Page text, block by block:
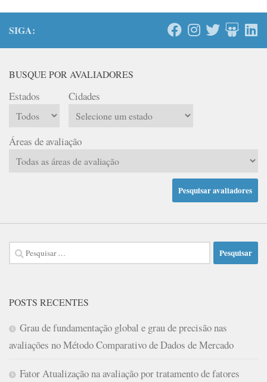
SIGA:
BUSQUE POR AVALIADORES
Estados Cidades
Áreas de avaliação
Pesquisar
por:
POSTS RECENTES
Grau de fundamentação global e grau de precisão nas
avaliações no Método Comparativo de Dados de Mercado
Fator Atualização na avaliação por tratamento de fatores